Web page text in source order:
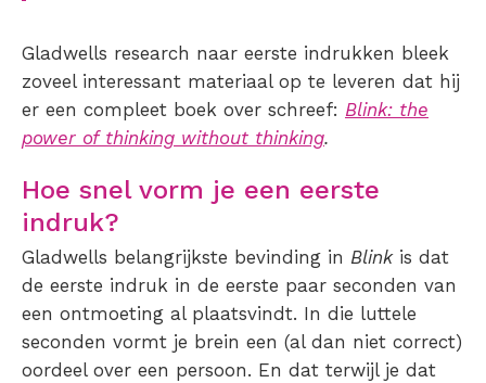
Gladwells research naar eerste indrukken bleek
zoveel interessant materiaal op te leveren dat hij
er een compleet boek over schreef: Blink: the
power of thinking without thinking.
Hoe snel vorm je een eerste
indruk?
Gladwells belangrijkste bevinding in Blinkis dat
de eerste indruk in de eerste paar seconden van
een ontmoeting al plaatsvindt. In die luttele
seconden vormt je brein een (al dan niet correct)
oordeel over een persoon. En dat terwijl je dat